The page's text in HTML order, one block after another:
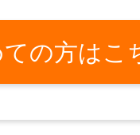
の方はこ